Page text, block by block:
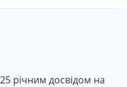
річним досвідом на